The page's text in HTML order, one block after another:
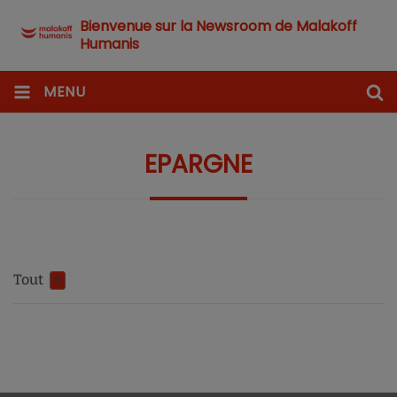
Bienvenue sur la Newsroom de Malakoff
Humanis
MENU
EPARGNE
Tout 0